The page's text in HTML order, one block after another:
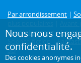
Par arrondissement |
Prochainement |
Science-fiction
|
3D
Nous nous
confidentialité.
Des cookies anonymes